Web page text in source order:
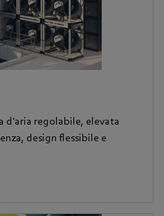
d'aria regolabile, elevata
design flessibile e